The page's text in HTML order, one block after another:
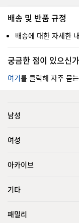
배송 및 반품 규정
배송에 대한 자세한
궁금한 점이 있으신
여기를 클릭해 자주 묻
남성
여성
아카이브
기타
패밀리